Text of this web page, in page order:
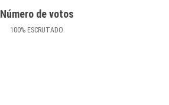
Número de votos
100% ESCRUTADO